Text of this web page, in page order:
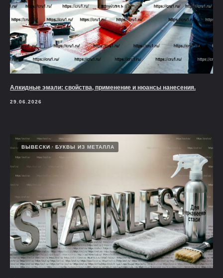
Алкидные эмали: свойства, применение и нюансы нанесения.
29.06.2026
ВЫВЕСКИ БУКВЫ ИЗ МЕТАЛЛА